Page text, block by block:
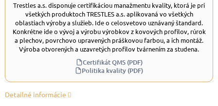
Trestles a.s. disponuje certifikáciou manažmentu kvality, ktorá je pri
všetkých produktoch TRESTLES a.s. aplikovaná vo všetkých
oblastiach výroby a služieb. Ide o celosvetovo uznávaný štandard.
Konkrétne ide o vývoj a výrobu výrobkov z kovových profilov, rúrok
a plechov, povrchovo upravených práškovou farbou, a ich montáž.
Výroba otvorených a uzavretých profilov tvárnením za studena.
Certifikát QMS (PDF)
Politika kvality (PDF)
Detailné informácie